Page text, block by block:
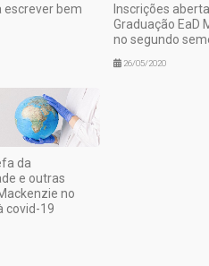
escrever bem
Inscrições
Graduação EaD
no segundo
26/05/2020
da
e outras
no
covid-19